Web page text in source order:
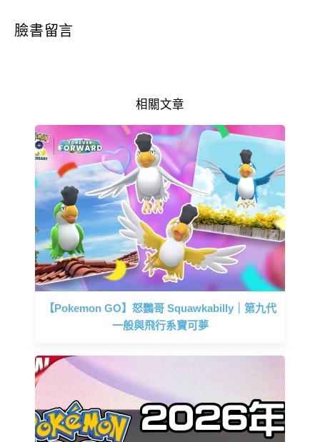
臉書留言
相關文章
【Pokemon GO】怒鸚哥 Squawkabilly｜第九代
一般與飛行系寶可夢